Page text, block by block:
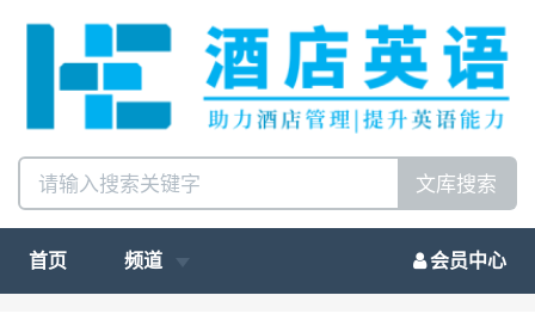
文库搜索
首页 频道 会员中心